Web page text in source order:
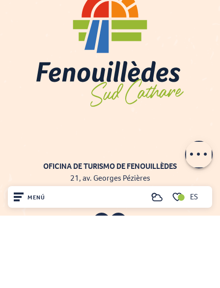
MENÚ
Voir les favoris
Buscar ES
OFICINA DE TURISMO DE FENOUILLÈDES
21, av. Georges Pézières
66220 SAINT-PAUL-DE-FENOUILLET